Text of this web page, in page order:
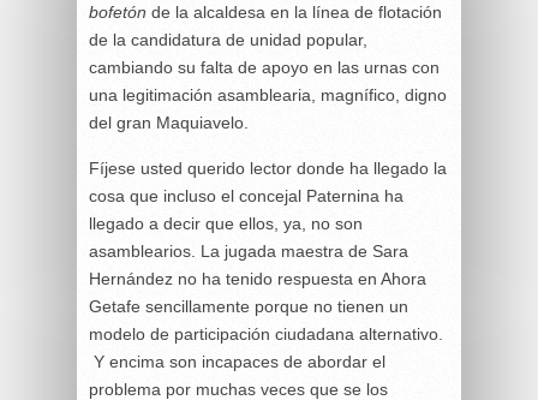
bofetón de la alcaldesa en la línea de flotación
de la candidatura de unidad popular,
cambiando su falta de apoyo en las urnas con
una legitimación asamblearia, magnífico, digno
del gran Maquiavelo.
Fíjese usted querido lector donde ha llegado la
cosa que incluso el concejal Paternina ha
llegado a decir que ellos, ya, no son
asamblearios. La jugada maestra de Sara
Hernández no ha tenido respuesta en Ahora
Getafe sencillamente porque no tienen un
modelo de participación ciudadana alternativo.
Y encima son incapaces de abordar el
problema por muchas veces que se los